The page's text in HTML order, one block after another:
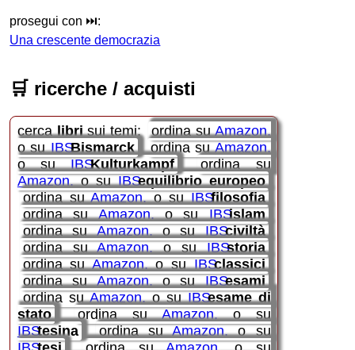
prosegui con ⏭️:
Una crescente democrazia
🛒 ricerche / acquisti
cercalibrisui temi: ordina suAmazon
o suIBSBismarck ordina suAmazon
o suIBSKulturkampf
ordina su
Amazon o suIBSequilibrio europeo
ordina suAmazon o suIBSfilosofia
ordina suAmazon o suIBSislam
ordina suAmazon o suIBSciviltà
ordina suAmazon o suIBSstoria
ordina suAmazon o suIBSclassici
ordina suAmazon o suIBSesami
ordina suAmazon o suIBSesame di
stato
ordina suAmazon o su
IBStesina ordina suAmazon o su